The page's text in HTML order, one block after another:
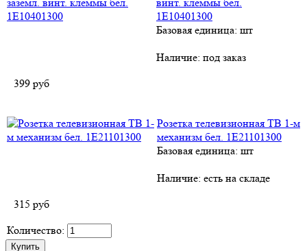
1E10401300
Базовая единица: шт
Наличие: под заказ
399 руб
Розетка телевизионная TВ 1-м
механизм бел. 1E21101300
Базовая единица: шт
Наличие: есть на складе
315 руб
Количество: